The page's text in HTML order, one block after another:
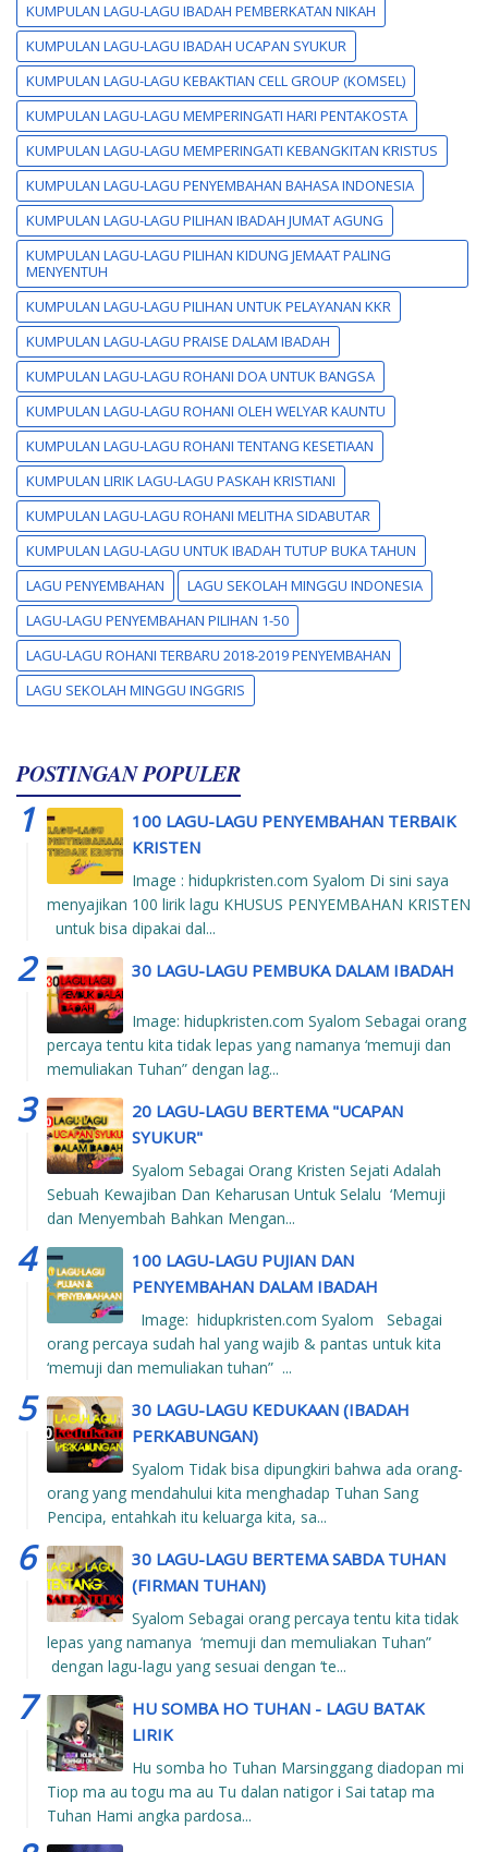
KUMPULAN LAGU-LAGU IBADAH PEMBERKATAN NIKAH
KUMPULAN LAGU-LAGU IBADAH UCAPAN SYUKUR
KUMPULAN LAGU-LAGU KEBAKTIAN CELL GROUP (KOMSEL)
KUMPULAN LAGU-LAGU MEMPERINGATI HARI PENTAKOSTA
KUMPULAN LAGU-LAGU MEMPERINGATI KEBANGKITAN KRISTUS
KUMPULAN LAGU-LAGU PENYEMBAHAN BAHASA INDONESIA
KUMPULAN LAGU-LAGU PILIHAN IBADAH JUMAT AGUNG
KUMPULAN LAGU-LAGU PILIHAN KIDUNG JEMAAT PALING
MENYENTUH
KUMPULAN LAGU-LAGU PILIHAN UNTUK PELAYANAN KKR
KUMPULAN LAGU-LAGU PRAISE DALAM IBADAH
KUMPULAN LAGU-LAGU ROHANI DOA UNTUK BANGSA
KUMPULAN LAGU-LAGU ROHANI OLEH WELYAR KAUNTU
KUMPULAN LAGU-LAGU ROHANI TENTANG KESETIAAN
KUMPULAN LIRIK LAGU-LAGU PASKAH KRISTIANI
KUMPULAN LAGU-LAGU ROHANI MELITHA SIDABUTAR
KUMPULAN LAGU-LAGU UNTUK IBADAH TUTUP BUKA TAHUN
LAGU PENYEMBAHAN
LAGU SEKOLAH MINGGU INDONESIA
LAGU-LAGU PENYEMBAHAN PILIHAN 1-50
LAGU-LAGU ROHANI TERBARU 2018-2019 PENYEMBAHAN
LAGU SEKOLAH MINGGU INGGRIS
POSTINGAN POPULER
100 LAGU-LAGU PENYEMBAHAN TERBAIK
KRISTEN
Image : hidupkristen.com Syalom Di sini saya
menyajikan 100 lirik lagu KHUSUS PENYEMBAHAN KRISTEN
untuk bisa dipakai dal...
30 LAGU-LAGU PEMBUKA DALAM IBADAH
Image: hidupkristen.com Syalom Sebagai orang
percaya tentu kita tidak lepas yang namanya ‘memuji dan
memuliakan Tuhan” dengan lag...
20 LAGU-LAGU BERTEMA "UCAPAN
SYUKUR"
Syalom Sebagai Orang Kristen Sejati Adalah
Sebuah Kewajiban Dan Keharusan Untuk Selalu ‘Memuji
dan Menyembah Bahkan Mengan...
100 LAGU-LAGU PUJIAN DAN
PENYEMBAHAN DALAM IBADAH
Image: hidupkristen.com Syalom Sebagai
orang percaya sudah hal yang wajib & pantas untuk kita
‘memuji dan memuliakan tuhan” ...
30 LAGU-LAGU KEDUKAAN (IBADAH
PERKABUNGAN)
Syalom Tidak bisa dipungkiri bahwa ada orang-
orang yang mendahului kita menghadap Tuhan Sang
Pencipa, entahkah itu keluarga kita, sa...
30 LAGU-LAGU BERTEMA SABDA TUHAN
(FIRMAN TUHAN)
Syalom Sebagai orang percaya tentu kita tidak
lepas yang namanya ‘memuji dan memuliakan Tuhan”
dengan lagu-lagu yang sesuai dengan ‘te...
HU SOMBA HO TUHAN - LAGU BATAK
LIRIK
Hu somba ho Tuhan Marsinggang diadopan mi
Tiop ma au togu ma au Tu dalan natigor i Sai tatap ma
Tuhan Hami angka pardosa...